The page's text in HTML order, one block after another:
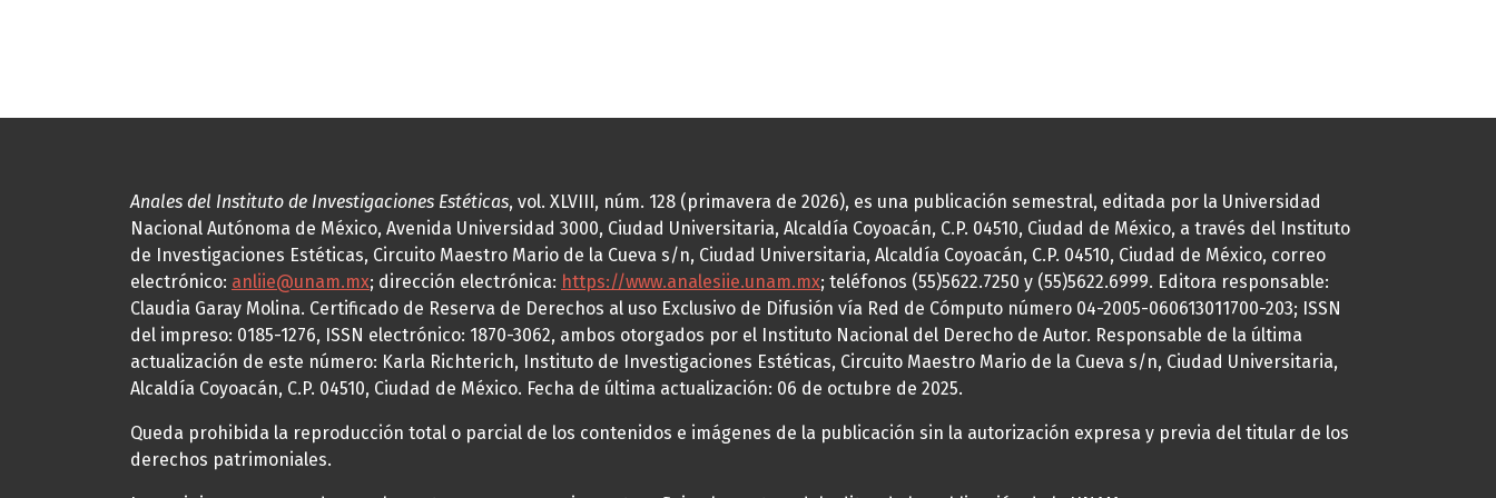
Anales del Instituto de Investigaciones Estéticas, vol. XLVIII, núm. 128 (primavera de 2026), es una publicación semestral, editada por la Universidad
Nacional Autónoma de México, Avenida Universidad 3000, Ciudad Universitaria, Alcaldía Coyoacán, C.P. 04510, Ciudad de México, a través del Instituto
de Investigaciones Estéticas, Circuito Maestro Mario de la Cueva s/n, Ciudad Universitaria, Alcaldía Coyoacán, C.P. 04510, Ciudad de México, correo
electrónico: anliie@unam.mx; dirección electrónica: https://www.analesiie.unam.mx; teléfonos (55)5622.7250 y (55)5622.6999. Editora responsable:
Claudia Garay Molina. Certificado de Reserva de Derechos al uso Exclusivo de Difusión vía Red de Cómputo número 04-2005-060613011700-203; ISSN
del impreso: 0185-1276, ISSN electrónico: 1870-3062, ambos otorgados por el Instituto Nacional del Derecho de Autor. Responsable de la última
actualización de este número: Karla Richterich, Instituto de Investigaciones Estéticas, Circuito Maestro Mario de la Cueva s/n, Ciudad Universitaria,
Alcaldía Coyoacán, C.P. 04510, Ciudad de México. Fecha de última actualización: 06 de octubre de 2025.
Queda prohibida la reproducción total o parcial de los contenidos e imágenes de la publicación sin la autorización expresa y previa del titular de los
derechos patrimoniales.